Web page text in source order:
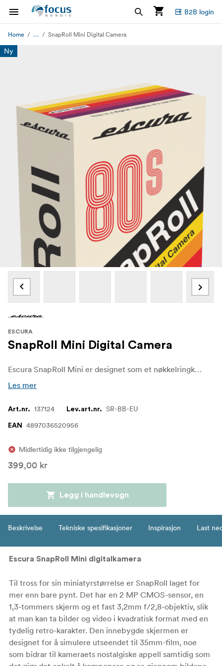
B2B login
Home ... SnapRoll Mini Digital Camera
Ny
ESCURA
SnapRoll Mini Digital Camera
Escura SnapRoll Mini er designet som et nøkkelringkamera med retroinspirert design og har omtrent samme størrelse som en vanlig 135-filmbeholder. Med en vekt på 22 gram er det lett å ha med seg i hverdagen, og det tar både stillbilder og korte videoklipp, noe som gjør det enkelt å ta med seg for å fange spontane øyeblikk.
Les mer
Art.nr. 137124 Lev.art.nr. SR-BB-EU
EAN 4897036520956
Midlertidig ikke tilgjengelig
399,00 kr
Legg i handlevogn
Beskrivelse Tekniske spesifikasjoner Inspirasjon Last
Escura SnapRoll Mini digitalkamera
Til tross for sin miniatyrstørrelse er SnapRoll laget for
mer enn bare pynt. Det har en 2 MP CMOS-sensor, en
1,3-tommers skjerm og et fast 3,2mm f/2,8-objektiv, slik
at man kan ta bilder og video i kvadratisk format med en
tydelig retro-karakter. Den innebygde skjermen er
designet for å simulere utseendet til 35mm-film, noe
som bidrar til kameraets nostalgiske appell samtidig som